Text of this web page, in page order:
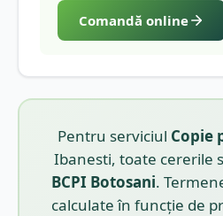
Comandă online
Pentru serviciul Copie
Ibanesti, toate cererile
BCPI Botosani.
calculate în funcție de